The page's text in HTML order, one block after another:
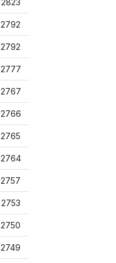
2823
2792
2792
2777
2767
2766
2765
2764
2757
2753
2750
2749